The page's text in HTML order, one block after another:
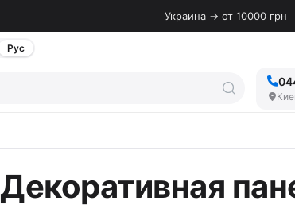
Украина → от 10000 грн
Рус
Декоративная